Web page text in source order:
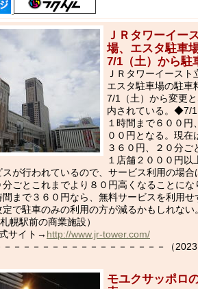
ＪＲタワーイー
場、エスタ駐車
7/1（土）から駐
ＪＲタワーイース
エスタ駐車場の駐車
7/1（土）から変更
内されている。◆7/
１時間まで６００円
００円となる。現在
３６０円、２０分
１店舗２０００円以
スが行われているので、サービス利用の場合
分ごとこれまでより８０円高くなることに
間まで３６０円なら、無料サービスを利用せ
定で駐車のみの利用の方が減るかもしれない
幌駅前の商業施設）
サイト→ http://www.jr-tower.com/
－－－－－－－－－－－－－－－－－（
モユクサッポロ